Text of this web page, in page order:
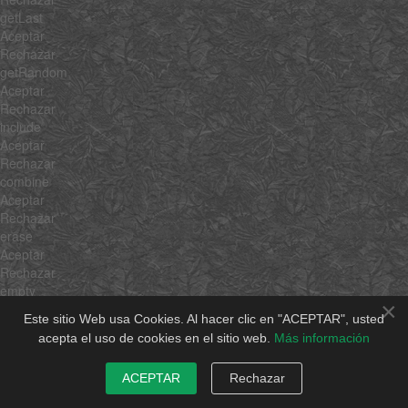
×
Este sitio Web usa Cookies. Al hacer clic en "ACEPTAR", usted
acepta el uso de cookies en el sitio web. Más información
ACEPTAR Rechazar
getLast
Aceptar
Rechazar
getRandom
Aceptar
Rechazar
include
Aceptar
Rechazar
combine
Aceptar
Rechazar
erase
Aceptar
Rechazar
empty
Rechazar